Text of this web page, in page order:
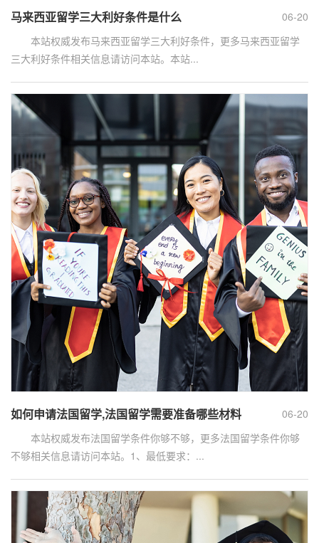
06-20
马来西亚留学三大利好条件是什么
本站权威发布马来西亚留学三大利好条件，更多马来西亚留学
三大利好条件相关信息请访问本站。本站...
06-20
如何申请法国留学,法国留学需要准备哪些材料
本站权威发布法国留学条件你够不够，更多法国留学条件你够
不够相关信息请访问本站。1、最低要求：...